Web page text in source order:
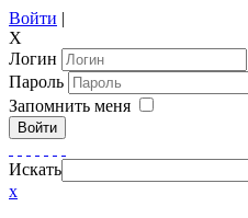
Войти |
X
Логин
Пароль
Запомнить меня
Войти
Искать
x